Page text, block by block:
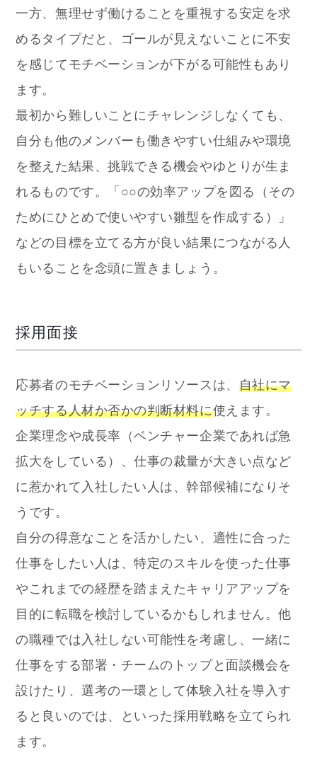
一方、無理せず働けることを重視する安定を求
めるタイプだと、ゴールが見えないことに不安
を感じてモチベーションが下がる可能性もあり
ます。
最初から難しいことにチャレンジしなくても、
自分も他のメンバーも働きやすい仕組みや環境
を整えた結果、挑戦できる機会やゆとりが生ま
れるものです。「○○の効率アップを図る（その
ためにひとめで使いやすい雛型を作成する）」
などの目標を立てる方が良い結果につながる人
もいることを念頭に置きましょう。
採用面接
応募者のモチベーションリソースは、 自社にマ
ッチする人材か否かの判断材料に使えます。
企業理念や成長率（ベンチャー企業であれば急
拡大をしている）、仕事の裁量が大きい点など
に惹かれて入社したい人は、幹部候補になりそ
うです。
自分の得意なことを活かしたい、適性に合った
仕事をしたい人は、特定のスキルを使った仕事
やこれまでの経歴を踏まえたキャリアアップを
目的に転職を検討しているかもしれません。他
の職種では入社しない可能性を考慮し、一緒に
仕事をする部署・チームのトップと面談機会を
設けたり、選考の一環として体験入社を導入す
ると良いのでは、といった採用戦略を立てられ
ます。